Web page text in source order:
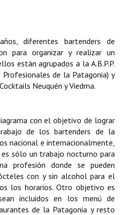
diferentes bartenders de
para organizar y realizar un
están agrupados a la A.B.P.P.
Profesionales de la Patagonia) y
Neuquén y Viedma.
con el objetivo de lograr
de los bartenders de la
nacional e internacionalmente,
sólo un trabajo nocturno para
profesión donde se pueden
con y sin alcohol para el
los horarios. Otro objetivo es
incluidos en los menú de
de la Patagonia y resto